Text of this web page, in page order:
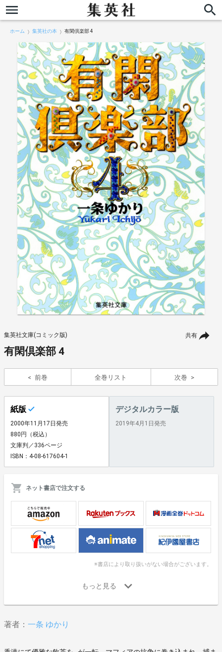
ホーム 集英社の本 有閑倶楽部 4
共有
集英社文庫(コミック版)
有閑倶楽部 4
前巻 全巻リスト 次巻
紙版
2000年11月17日発売
880円（税込）
文庫判／336ページ
ISBN：4-08-617604-1
デジタルカラー版
2019年4月1日発売
ネット書店で注文する
※書店により取り扱いがない場合がございます。
著者： 一条 ゆかり